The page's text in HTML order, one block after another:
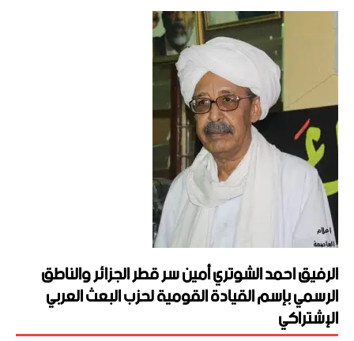
الرفيق احمد الشوتري أمين سر قطر الجزائر والناطق
الرسمي بإسم القيادة القومية لحزب البعث العربي
الإشتراكي